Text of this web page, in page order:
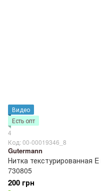
Видео
Есть опт
4
Код: 00-00019346_8
Gutermann
Нитка текстурированная
730805
200 грн